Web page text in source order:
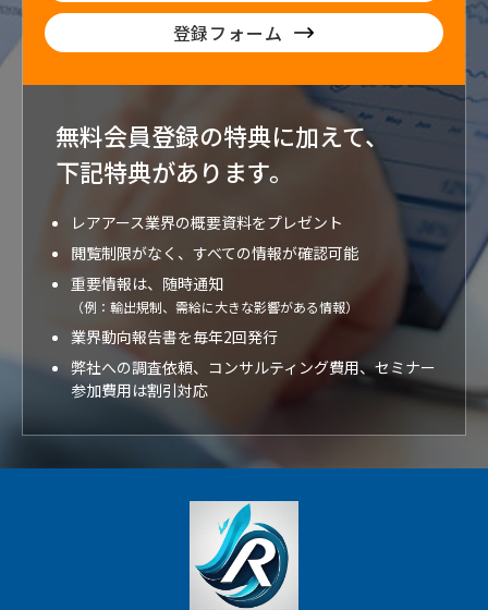
登録フォーム
無料会員登録の特典に加えて、
下記特典があります。
レアアース業界の概要資料をプレゼント
閲覧制限がなく、すべての情報が確認可能
重要情報は、随時通知
（例：輸出規制、需給に大きな影響がある情報）
業界動向報告書を毎年2回発行
弊社への調査依頼、コンサルティング費用、セミナー
参加費用は割引対応